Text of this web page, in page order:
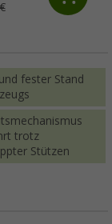
fester Stand
trotz
Stützen